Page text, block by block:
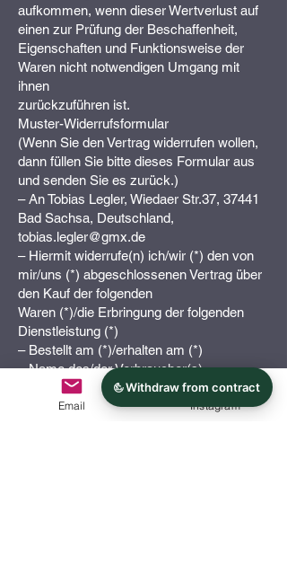
aufkommen, wenn dieser Wertverlust auf
einen zur Prüfung der Beschaffenheit,
Eigenschaften und Funktionsweise der
Waren nicht notwendigen Umgang mit
ihnen
zurückzuführen ist.
Muster-Widerrufsformular
(Wenn Sie den Vertrag widerrufen wollen,
dann füllen Sie bitte dieses Formular aus
und senden Sie es zurück.)
– An Tobias Legler, Wiedaer Str.37, 37441
Bad Sachsa, Deutschland,
tobias.legler@gmx.de
– Hiermit widerrufe(n) ich/wir (*) den von
mir/uns (*) abgeschlossenen Vertrag über
den Kauf der folgenden
Waren (*)/die Erbringung der folgenden
Dienstleistung (*)
– Bestellt am (*)/erhalten am (*)
– Name des/der Verbraucher(s)
– Anschrift des/der Verbraucher(s)
– Unterschrift des/der Verbraucher(s) (nur
Email Instagram